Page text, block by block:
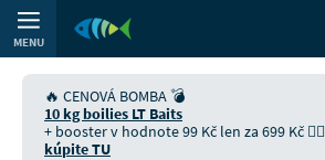
MENU
🔥 CENOVÁ BOMBA 💣
10 kg boilies LT Baits
+ booster v hodnote 99 Kč len za 699 Kč 👉🏻
kúpite TU